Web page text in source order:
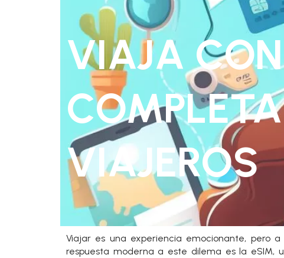
VIAJA
VIAJEROS
Viajar es una experiencia emocionante, pero
respuesta moderna a este dilema es la eSIM,